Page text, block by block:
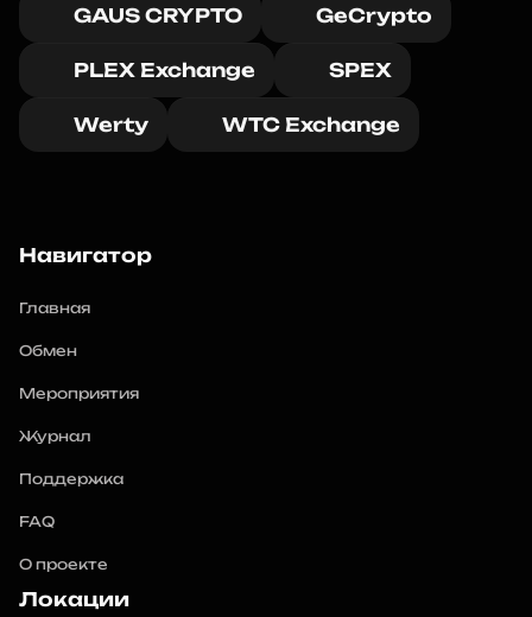
GAUS CRYPTO GeCrypto
PLEX Exchange SPEX
Werty WTC Exchange
Навигатор
Главная
Обмен
Мероприятия
Журнал
Поддержка
FAQ
О проекте
Локации